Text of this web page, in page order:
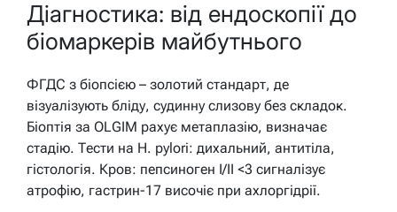
Діагностика: від ендоскопії до
біомаркерів майбутнього
ФГДС з біопсією – золотий стандарт, де
візуалізують бліду, судинну слизову без складок.
Біоптія за OLGIM рахує метаплазію, визначає
стадію. Тести на H. pylori: дихальний, антитіла,
гістологія. Кров: пепсиноген I/II <3 сигналізує
атрофію, гастрин-17 височіє при ахлоргідрії.